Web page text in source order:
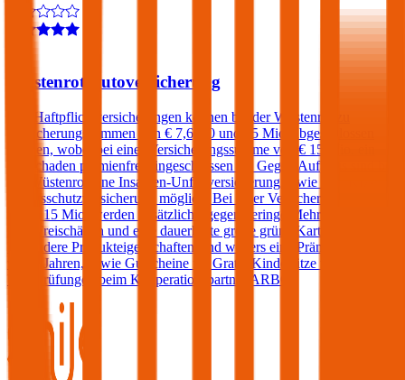
Wüstenrot Autoversicherung
Kfz-Haftpflichtversicherungen können bei der Wüstenrot zu
Versicherungssummen von € 7,6, 10 und 15 Mio. abgeschlossen
werden, wobei bei einer Versicherungssumme von € 15 Mio. ein
Freischaden prämienfrei eingeschlossen ist. Gegen Aufpreis sind bei
der Wüstenrot eine Insassen-Unfallversicherung sowie eine Kfz-
Rechtsschutzversicherung möglich. Bei einer Versicherungssumme
von € 15 Mio. werden zusätzlich - gegen geringe Mehrkosten - bis
zu 2 Freischäden und eine dauerhafte große grüne Karte angeboten.
Besondere Produkteigenschaften sind weiters eine Prämiengarantie
von 3 Jahren, sowie Gutscheine für Gratis-Kindersitze und Pickerl-
Überprüfungen beim Kooperationspartner ARBÖ.